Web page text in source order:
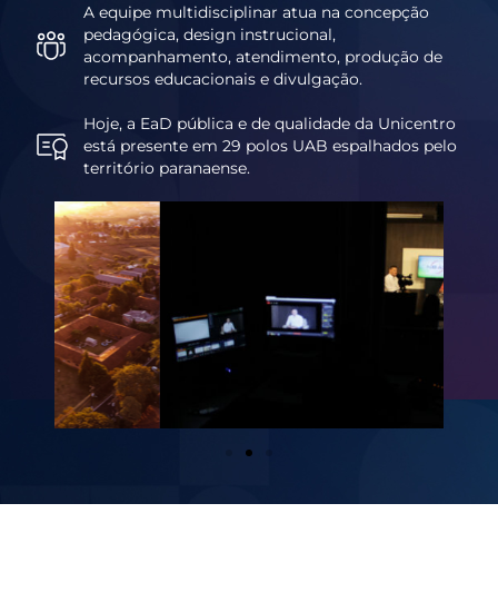
A equipe multidisciplinar atua na concepção
pedagógica, design instrucional,
acompanhamento, atendimento, produção de
recursos educacionais e divulgação.
Hoje, a EaD pública e de qualidade da Unicentro
está presente em 29 polos UAB espalhados pelo
território paranaense.